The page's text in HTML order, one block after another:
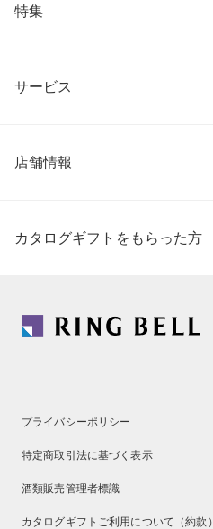
特集
サービス
店舗情報
カタログギフトをもらった方
プライバシーポリシー
特定商取引法に基づく表示
酒類販売管理者標識
カタログギフトご利用について（約款）